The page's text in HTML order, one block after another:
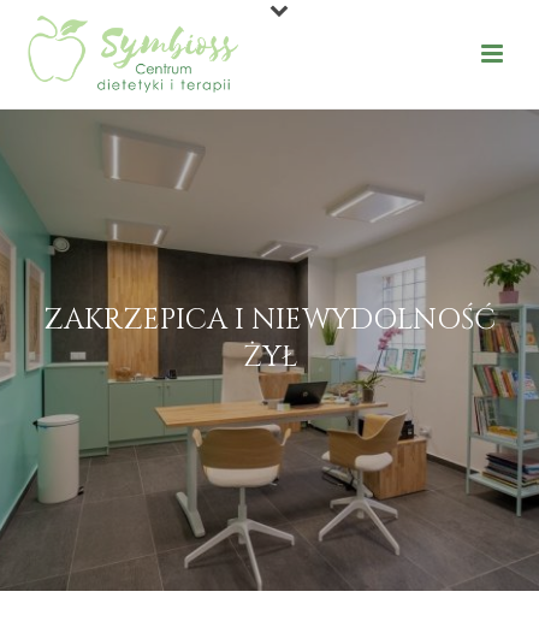
ZAKRZEPICA I NIEWYDOLNOŚĆ
ŻYŁ